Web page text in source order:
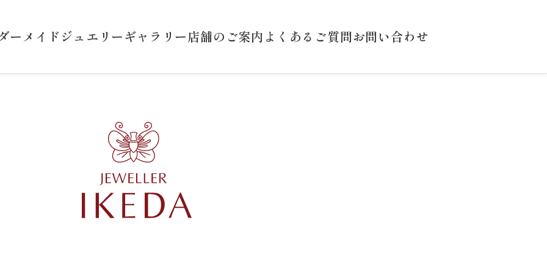
ーメイドジュエリーギャラリー店舗のご案内 よくあるご質問お問い合わせ